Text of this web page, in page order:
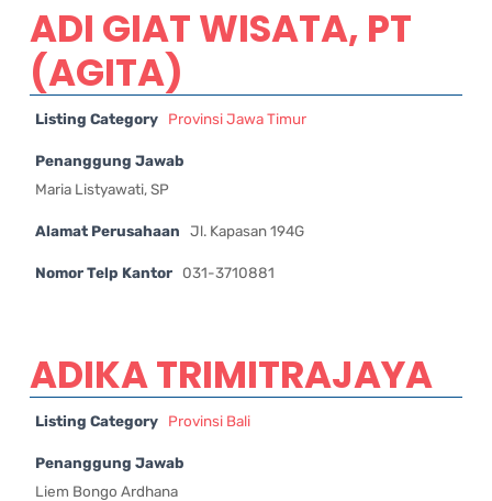
ADI GIAT WISATA, PT
(AGITA)
Listing Category Provinsi Jawa Timur
Penanggung Jawab
Maria Listyawati, SP
Alamat Perusahaan Jl. Kapasan 194G
Nomor Telp Kantor 031-3710881
ADIKA TRIMITRAJAYA
Listing Category Provinsi Bali
Penanggung Jawab
Liem Bongo Ardhana